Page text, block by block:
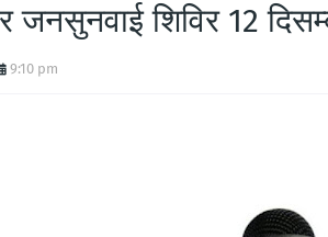
शिविर 12
9:10 pm